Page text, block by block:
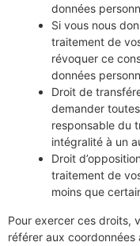
données
Si vous nous
traitement de
révoquer ce
données
Droit de
demander
responsable du
intégralité à un
Droit
traitement de
moins que
Pour exercer ces droits,
référer aux